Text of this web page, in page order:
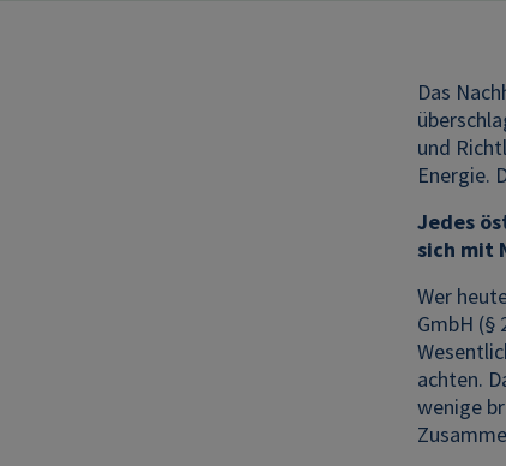
Das
und
Energie.
Jedes
sich mit
Wer
GmbH (§
achten.
wenige